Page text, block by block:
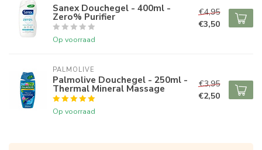
Sanex Douchegel - 400ml -
Zero% Purifier
Op voorraad
€4,95
€3,50
PALMOLIVE
Palmolive Douchegel - 250ml -
Thermal Mineral Massage
Op voorraad
€3,95
€2,50